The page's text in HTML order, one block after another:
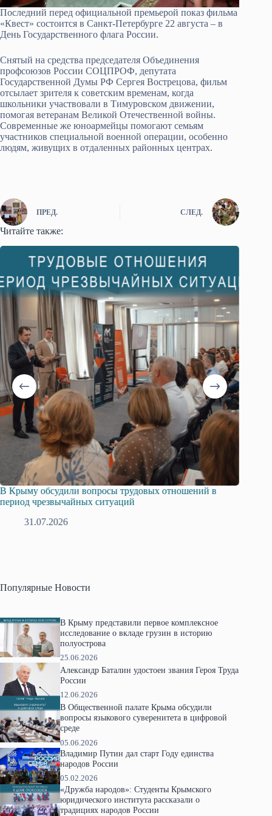
Последний перед официальной премьерой показ фильма
«Квест» состоится в Санкт-Петербурге 22 августа – в
День Государственного флага России.
Снятый на средства председателя Объединения
профсоюзов России СОЦПРОФ, депутата
Государственной Думы РФ Сергея Вострецова, фильм
отсылает зрителя к советским временам, когда
школьники участвовали в Тимуровском движении,
помогая ветеранам Великой Отечественной войны.
Современные же юноармейцы помогают семьям
участников специальной военной операции, особенно
людям, живущих в отдаленных районных центрах.
ПРЕД. СЛЕД.
Читайте также:
В Крыму обсудили вопросы трудовых отношений в
период чрезвычайных ситуаций
31.07.2026
Популярные Новости
В Крыму представили первое комплексное
исследование о вкладе грузин в историю
полуострова
25.06.2026
Александр Баталин удостоен звания Героя Труда
России
12.06.2026
В Общественной палате Крыма обсудили
вопросы языкового суверенитета в цифровой
среде
05.06.2026
Владимир Путин дал старт Году единства
народов России
05.02.2026
«Дружба народов»: Студенты Крымского
юридического института рассказали о
традициях народов России